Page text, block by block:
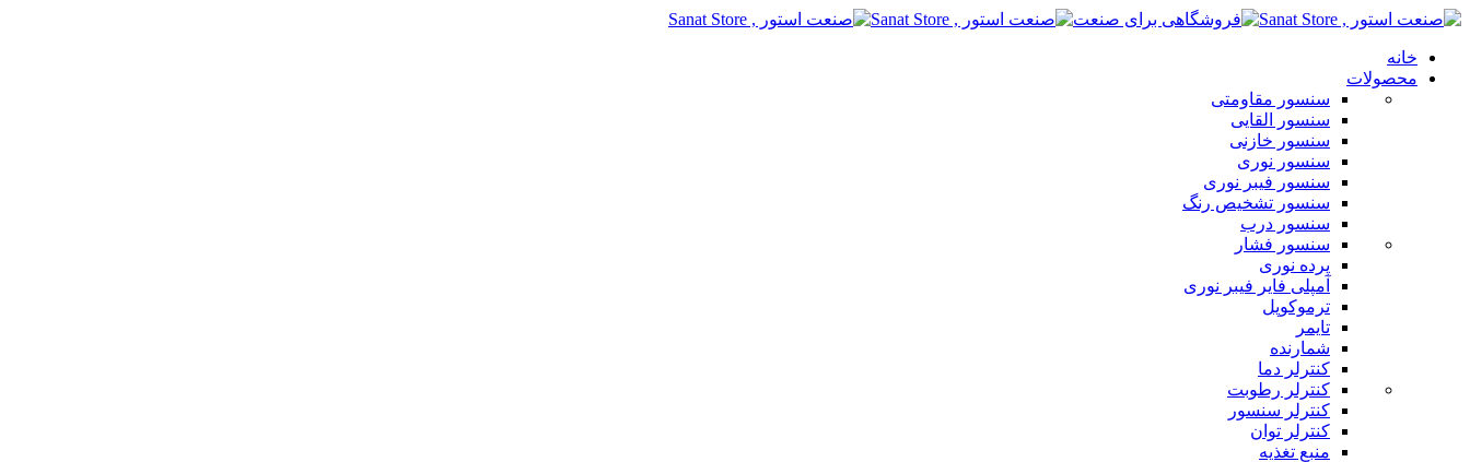
خانه
محصولات
سنسور مقاومتی
سنسور القایی
سنسور خازنی
سنسور نوری
سنسور فیبر نوری
سنسور تشخیص رنگ
سنسور درب
سنسور فشار
پرده نوری
آمپلی فایر فیبر نوری
ترموکوپل
تایمر
شمارنده
کنترلر دما
کنترلر رطوبت
کنترلر سنسور
کنترلر توان
منبع تغذیه